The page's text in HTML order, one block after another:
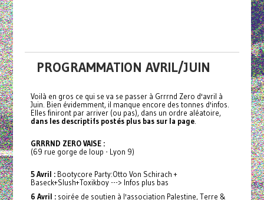
PROGRAMMATION AVRIL/JUIN
Voilà en gros ce qui se va se passer à Grrrnd Zero d'avril à
Juin. Bien évidemment, il manque encore des tonnes d'infos.
Elles finiront par arriver (ou pas), dans un ordre aléatoire,
dans les descriptifs postés plus bas sur la page.
GRRRND ZERO VAISE :
(69 rue gorge de loup - Lyon 9)
5 Avril :Bootycore Party:Otto Von Schirach +
Baseck+Slush+Toxikboy ---> Infos plus bas
6 Avril :soirée de soutien à l'association Palestine, Terre &